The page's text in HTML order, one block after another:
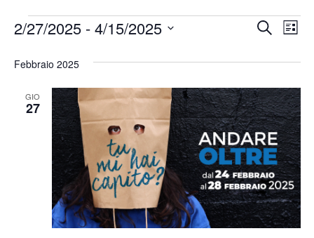
Eventi
viste
Cerca
Lista
2/27/2025 - 4/15/2025
la
Febbraio 2025
GIO
27